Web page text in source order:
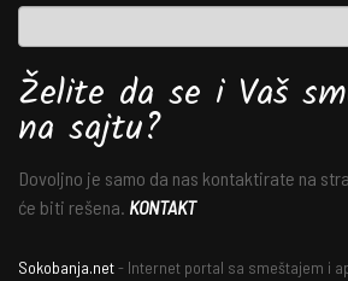
Želite da se i Vaš
na sajtu?
Dovoljno je samo da nas kontaktirate na
će biti rešena. KONTAKT
Sokobanja.net- Internet portal sa smeštajem i